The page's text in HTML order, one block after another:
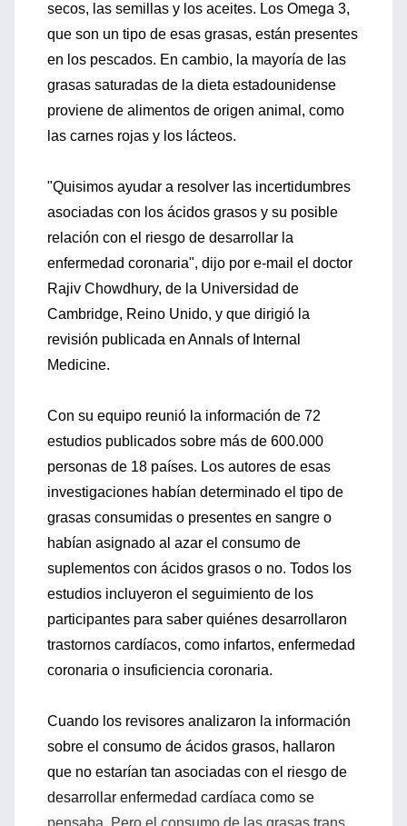
secos, las semillas y los aceites. Los Omega 3,
que son un tipo de esas grasas, están presentes
en los pescados. En cambio, la mayoría de las
grasas saturadas de la dieta estadounidense
proviene de alimentos de origen animal, como
las carnes rojas y los lácteos.
"Quisimos ayudar a resolver las incertidumbres
asociadas con los ácidos grasos y su posible
relación con el riesgo de desarrollar la
enfermedad coronaria", dijo por e-mail el doctor
Rajiv Chowdhury, de la Universidad de
Cambridge, Reino Unido, y que dirigió la
revisión publicada en Annals of Internal
Medicine.
Con su equipo reunió la información de 72
estudios publicados sobre más de 600.000
personas de 18 países. Los autores de esas
investigaciones habían determinado el tipo de
grasas consumidas o presentes en sangre o
habían asignado al azar el consumo de
suplementos con ácidos grasos o no. Todos los
estudios incluyeron el seguimiento de los
participantes para saber quiénes desarrollaron
trastornos cardíacos, como infartos, enfermedad
coronaria o insuficiencia coronaria.
Cuando los revisores analizaron la información
sobre el consumo de ácidos grasos, hallaron
que no estarían tan asociadas con el riesgo de
desarrollar enfermedad cardíaca como se
pensaba. Pero el consumo de las grasas trans